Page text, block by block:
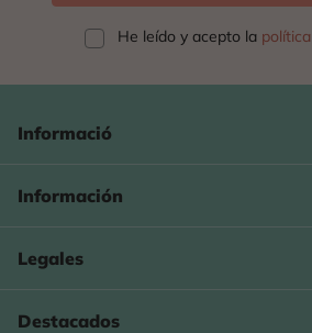
He leído y acepto la
Informació
Información
Legales
Destacados